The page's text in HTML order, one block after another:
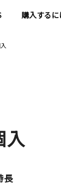
購入するに
長